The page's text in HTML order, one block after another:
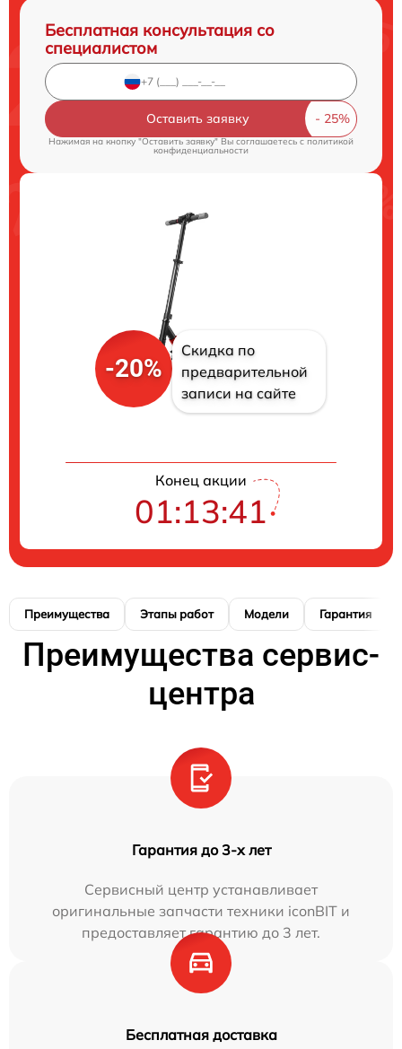
Бесплатная консультация со
специалистом
Оставить заявку
Нажимая на кнопку "Оставить заявку" Вы соглашаетесь cполитикой
конфиденциальности
-20%
Скидка по
предварительной
записи на сайте
Конец акции
01:13:40
Преимущества Этапы работ Модели Гарантия
Преимущества сервис-
центра
Гарантия до 3-х лет
Сервисный центр устанавливает
оригинальные запчасти техники iconBIT и
предоставляет гарантию до 3 лет.
Бесплатная доставка